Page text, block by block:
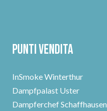
Punti vendita
InSmoke Winterthur
Dampfpalast Uster
Dampferchef Schaffhausen